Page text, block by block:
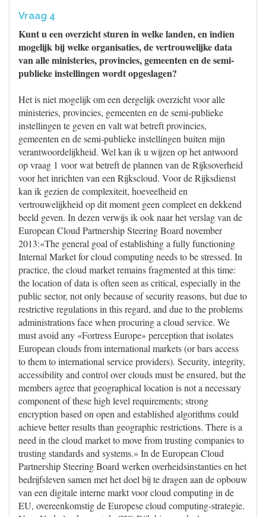
Vraag 4
Kunt u een overzicht sturen in welke landen, en indien
mogelijk bij welke organisaties, de vertrouwelijke data
van alle ministeries, provincies, gemeenten en de semi-
publieke instellingen wordt opgeslagen?
Het is niet mogelijk om een dergelijk overzicht voor alle
ministeries, provincies, gemeenten en de semi-publieke
instellingen te geven en valt wat betreft provincies,
gemeenten en de semi-publieke instellingen buiten mijn
verantwoordelijkheid. Wel kan ik u wijzen op het antwoord
op vraag 1 voor wat betreft de plannen van de Rijksoverheid
voor het inrichten van een Rijkscloud. Voor de Rijksdienst
kan ik gezien de complexiteit, hoeveelheid en
vertrouwelijkheid op dit moment geen compleet en dekkend
beeld geven. In dezen verwijs ik ook naar het verslag van de
European Cloud Partnership Steering Board november
2013:«The general goal of establishing a fully functioning
Internal Market for cloud computing needs to be stressed. In
practice, the cloud market remains fragmented at this time:
the location of data is often seen as critical, especially in the
public sector, not only because of security reasons, but due to
restrictive regulations in this regard, and due to the problems
administrations face when procuring a cloud service. We
must avoid any «Fortress Europe» perception that isolates
European clouds from international markets (or bars access
to them to international service providers). Security, integrity,
accessibility and control over clouds must be ensured, but the
members agree that geographical location is not a necessary
component of these high level requirements; strong
encryption based on open and established algorithms could
achieve better results than geographic restrictions. There is a
need in the cloud market to move from trusting companies to
trusting standards and systems.» In de European Cloud
Partnership Steering Board werken overheidsinstanties en het
bedrijfsleven samen met het doel bij te dragen aan de opbouw
van een digitale interne markt voor cloud computing in de
EU, overeenkomstig de Europese cloud computing-strategie.